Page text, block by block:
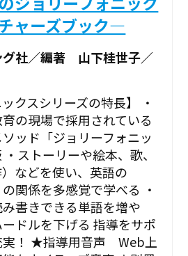
ャーズブック―
グ社／編著 山下桂世子／
クスシリーズの特長】 ・
の現場で採用されている
ッド「ジョリーフォニッ
ストーリーや絵本、歌、
などを使い、英語の
関係を多感覚で学べる ・
書きできる単語を増や
ドルを下げる 指導をサポ
実！ ★指導用音声 Web上